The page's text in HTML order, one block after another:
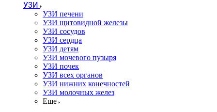
УЗИ
УЗИ печени
УЗИ щитовидной железы
УЗИ сосудов
УЗИ сердца
УЗИ детям
УЗИ мочевого пузыря
УЗИ почек
УЗИ всех органов
УЗИ нижних конечностей
УЗИ молочных желез
Еще